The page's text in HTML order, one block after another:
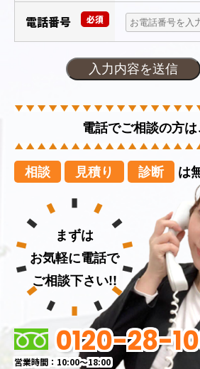
電話番号 必須
電話でご相談の方
相談 見積り 診断 は
まずは
お気軽に電話で
ご相談下さい!!
0120-28-
営業時間：10:00～18:00